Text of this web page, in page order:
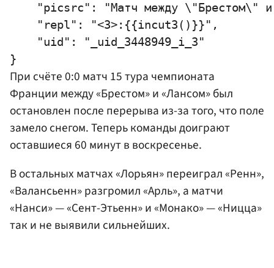
"picsrc": "Матч между \"Брестом\"
    "repl": "<3>:{{incut3()}}",
    "uid": "_uid_3448949_i_3"
При счёте 0:0 матч 15 тура чемпионата
Франции между «Брестом» и «Лансом» был
остановлен после перерыва из-за того, что поле
замело снегом. Теперь команды доиграют
оставшиеся 60 минут в воскресенье.
В остальных матчах «Лорьян» переиграл «Ренн»,
«Валансьенн» разгромил «Арль», а матчи
«Нанси» — «Сент-Этьенн» и «Монако» — «Ницца»
так и не выявили сильнейших.